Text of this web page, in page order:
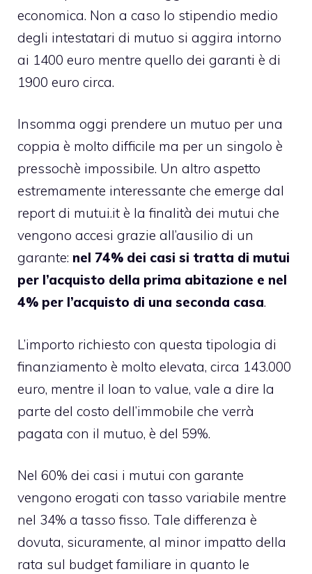
economica. Non a caso lo stipendio medio
degli intestatari di mutuo si aggira intorno
ai 1400 euro mentre quello dei garanti è di
1900 euro circa.
Insomma oggi prendere un mutuo per una
coppia è molto difficile ma per un singolo è
pressochè impossibile. Un altro aspetto
estremamente interessante che emerge dal
report di mutui.it è la finalità dei mutui che
vengono accesi grazie all’ausilio di un
garante: nel 74% dei casi si tratta di mutui
per l’acquisto della prima abitazione e nel
4% per l’acquisto di una seconda casa.
L’importo richiesto con questa tipologia di
finanziamento è molto elevata, circa 143.000
euro, mentre il loan to value, vale a dire la
parte del costo dell’immobile che verrà
pagata con il mutuo, è del 59%.
Nel 60% dei casi i mutui con garante
vengono erogati con tasso variabile mentre
nel 34% a tasso fisso. Tale differenza è
dovuta, sicuramente, al minor impatto della
rata sul budget familiare in quanto le